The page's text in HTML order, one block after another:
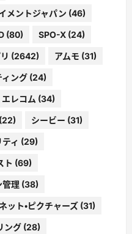
メントジャパン (46)
(80) SPO-X (24)
(2642) アムモ (31)
ィング (24)
エレコム (34)
(22) シービー (31)
ィ (29)
ト (69)
管理 (38)
ット・ピクチャーズ (31)
ング (28)